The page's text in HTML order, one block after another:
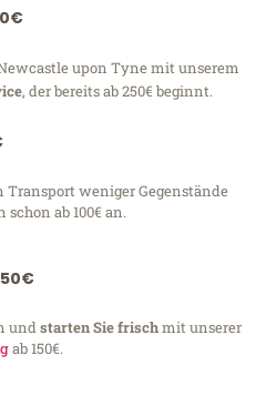
upon Tyne mit unserem
, der bereits ab 250€ beginnt.
Transport weniger Gegenstände
schon ab 100€ an.
undstarten Sie frischmit unserer
ab 150€.